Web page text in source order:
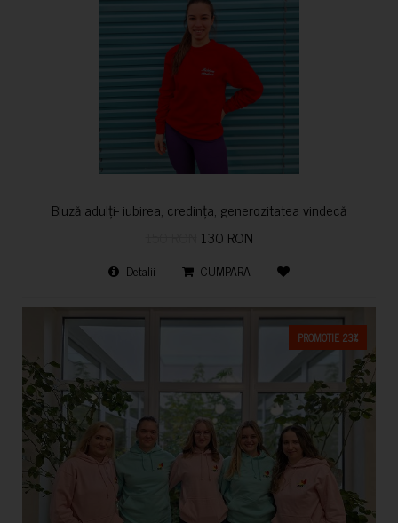
Bluză adulți- iubirea, credința, generozitatea vindecă
130 RON
Detalii CUMPARA
PROMOTIE 23%